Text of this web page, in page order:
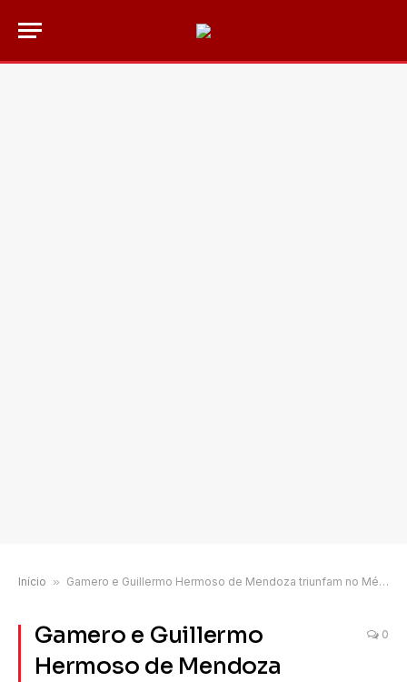
Início » Gamero e Guillermo Hermoso de Mendoza triunfam no México
Gamero e Guillermo
Hermoso de Mendoza
0